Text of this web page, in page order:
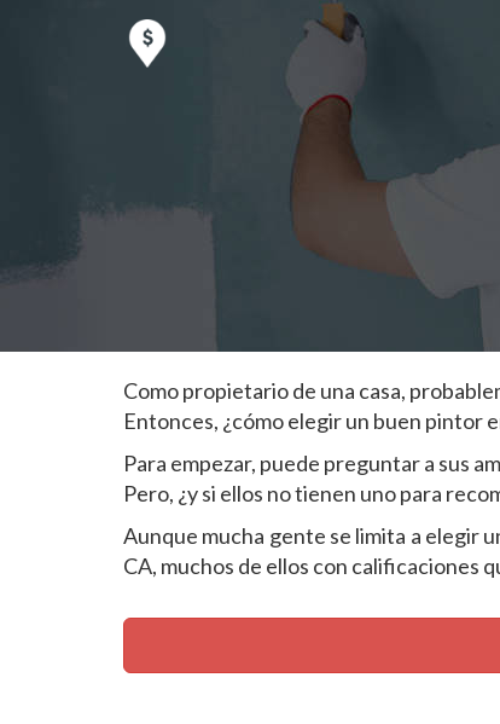
Como propietario de una casa,
Entonces, ¿cómo elegir un buen pintor
Para empezar, puede preguntar a sus
Pero, ¿y si ellos no tienen uno para
Aunque mucha gente se limita a elegir
CA, muchos de ellos con calificaciones